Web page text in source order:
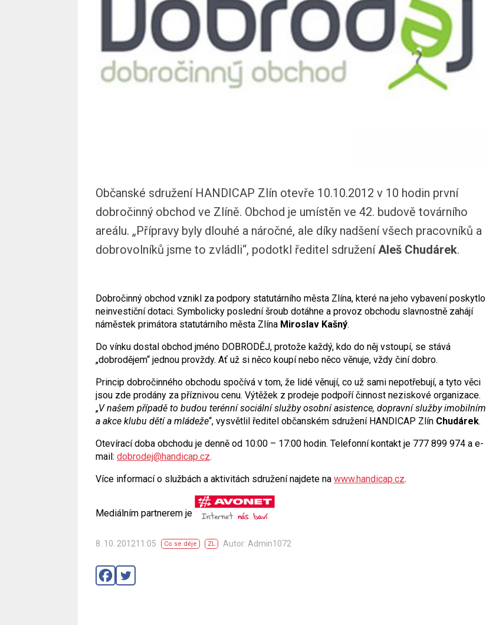
Občanské sdružení HANDICAP Zlín otevře 10.10.2012 v 10 hodin první
dobročinný obchod ve Zlíně. Obchod je umístěn ve 42. budově továrního
areálu. „Přípravy byly dlouhé a náročné, ale díky nadšení všech pracovníků a
dobrovolníků jsme to zvládli“, podotkl ředitel sdružení Aleš Chudárek.
Dobročinný obchod vznikl za podpory statutárního města Zlína, které na jeho vybavení poskytlo
neinvestiční dotaci. Symbolicky poslední šroub dotáhne a provoz obchodu slavnostně zahájí
náměstek primátora statutárního města Zlína Miroslav Kašný.
Do vínku dostal obchod jméno DOBRODĚJ, protože každý, kdo do něj vstoupí, se stává
„dobrodějem“ jednou provždy. Ať už si něco koupí nebo něco věnuje, vždy činí dobro.
Princip dobročinného obchodu spočívá v tom, že lidé věnují, co už sami nepotřebují, a tyto věci
jsou zde prodány za příznivou cenu. Výtěžek z prodeje podpoří činnost neziskové organizace.
„V našem případě to budou terénní sociální služby osobní asistence, dopravní služby imobilním
a akce klubu dětí a mládeže“, vysvětlil ředitel občanském sdružení HANDICAP Zlín Chudárek.
Otevírací doba obchodu je denně od 10:00 – 17:00 hodin. Telefonní kontakt je 777 899 974 a e-
mail: dobrodej@handicap.cz.
Více informací o službách a aktivitách sdružení najdete na www.handicap.cz.
Mediálním partnerem je
8. 10. 201211:05 Co se děje ZL Autor: Admin1072